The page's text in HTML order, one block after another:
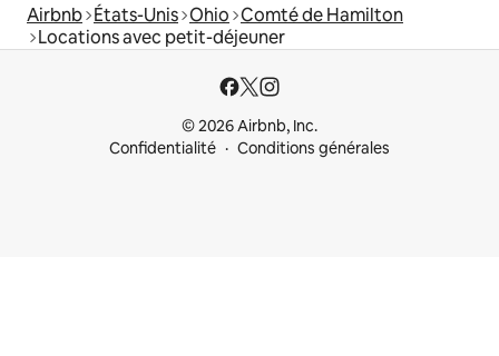
Airbnb États-Unis Ohio Comté de Hamilton
Locations avec petit-déjeuner
© 2026 Airbnb, Inc.
Confidentialité
Conditions générales